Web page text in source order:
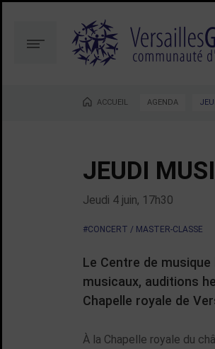
contenu
la
recherche
Menu
Vous êtes ici :
ACCUEIL AGENDA
JEUDI
Jeudi 4 juin, 17h30
#CONCERT / MASTER-CLASSE
Le Centre de
musicaux, auditions
Chapelle royale de
À la Chapelle royale du